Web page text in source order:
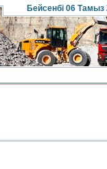
Бейсенбі 06